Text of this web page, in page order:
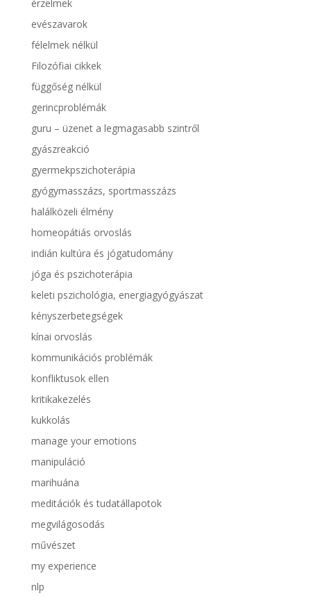
érzelmek
evészavarok
félelmek nélkül
Filozófiai cikkek
függőség nélkül
gerincproblémák
guru – üzenet a legmagasabb szintről
gyászreakció
gyermekpszichoterápia
gyógymasszázs, sportmasszázs
halálközeli élmény
homeopátiás orvoslás
indián kultúra és jógatudomány
jóga és pszichoterápia
keleti pszichológia, energiagyógyászat
kényszerbetegségek
kínai orvoslás
kommunikációs problémák
konfliktusok ellen
kritikakezelés
kukkolás
manage your emotions
manipuláció
marihuána
meditációk és tudatállapotok
megvilágosodás
művészet
my experience
nlp